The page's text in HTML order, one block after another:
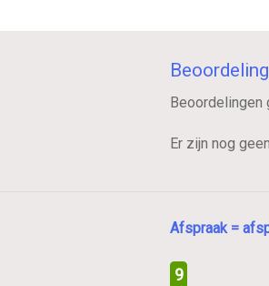
Beoordelingen
Er zijn nog
Afspraak =
9